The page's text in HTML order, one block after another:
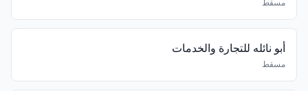
مسقط
أبو نائله للتجارة والخدمات
مسقط